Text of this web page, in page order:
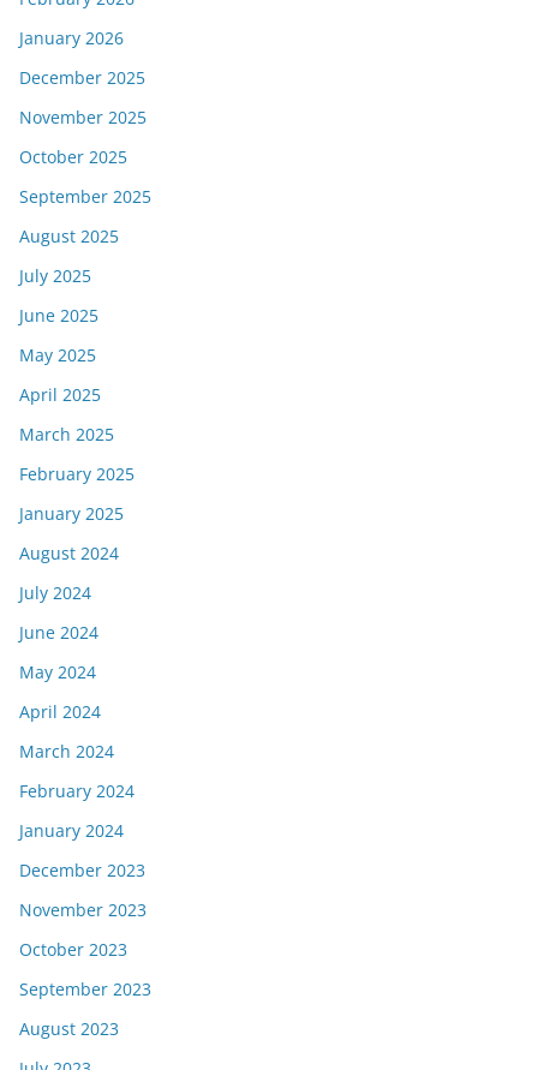
January 2026
December 2025
November 2025
October 2025
September 2025
August 2025
July 2025
June 2025
May 2025
April 2025
March 2025
February 2025
January 2025
August 2024
July 2024
June 2024
May 2024
April 2024
March 2024
February 2024
January 2024
December 2023
November 2023
October 2023
September 2023
August 2023